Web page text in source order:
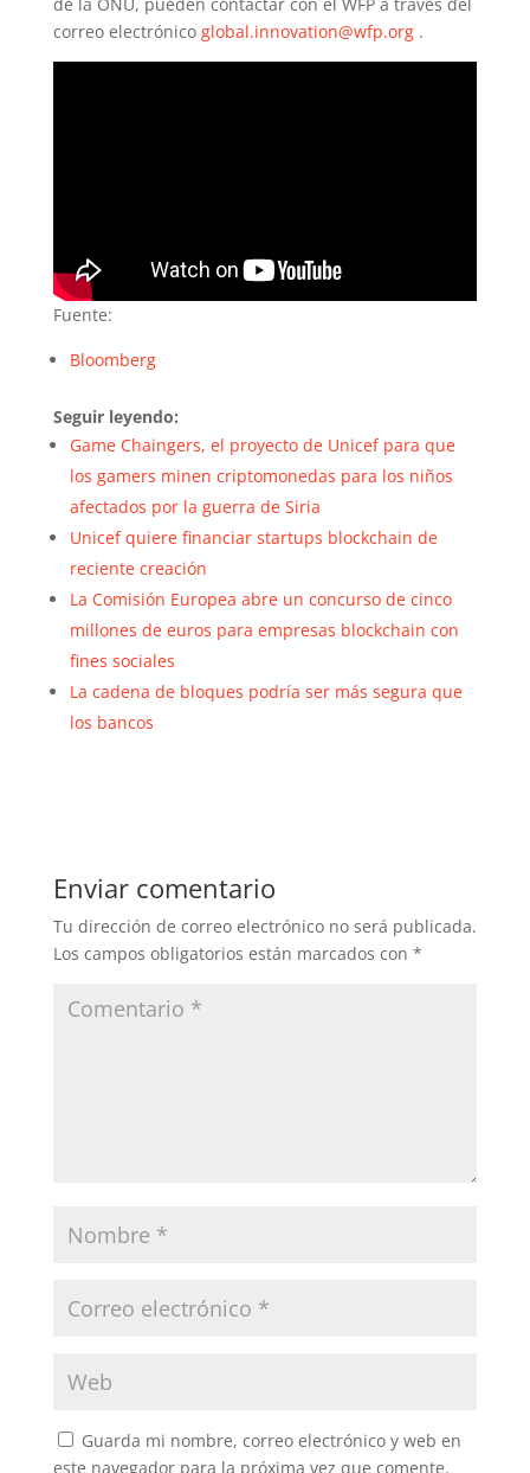
correo electrónico global.innovation@wfp.org.
Fuente:
Bloomberg
Seguir leyendo:
Game Chaingers, el proyecto de Unicef para que
los gamers minen criptomonedas para los niños
afectados por la guerra de Siria
Unicef quiere financiar startups blockchain de
reciente creación
La Comisión Europea abre un concurso de cinco
millones de euros para empresas blockchain con
fines sociales
La cadena de bloques podría ser más segura que
los bancos
Enviar comentario
Tu dirección de correo electrónico no será publicada.
Los campos obligatorios están marcados con *
Guarda mi nombre, correo electrónico y web en
este navegador para la próxima vez que comente.